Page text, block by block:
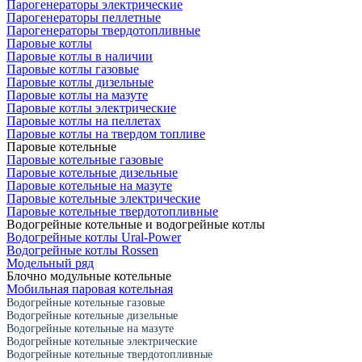
Парогенераторы электрические
Парогенераторы пеллетные
Парогенераторы твердотопливные
Паровые котлы
Паровые котлы в наличии
Паровые котлы газовые
Паровые котлы дизельные
Паровые котлы на мазуте
Паровые котлы электрические
Паровые котлы на пеллетах
Паровые котлы на твердом топливе
Паровые котельные
Паровые котельные газовые
Паровые котельные дизельные
Паровые котельные на мазуте
Паровые котельные электрические
Паровые котельные твердотопливные
Водогрейные котельные и водогрейные котлы
Водогрейные котлы Ural-Power
Водогрейные котлы Rossen
Модельный ряд
Блочно модульные котельные
Мобильная паровая котельная
Водогрейные котельные газовые
Водогрейные котельные дизельные
Водогрейные котельные на мазуте
Водогрейные котельные электрические
Водогрейные котельные твердотопливные